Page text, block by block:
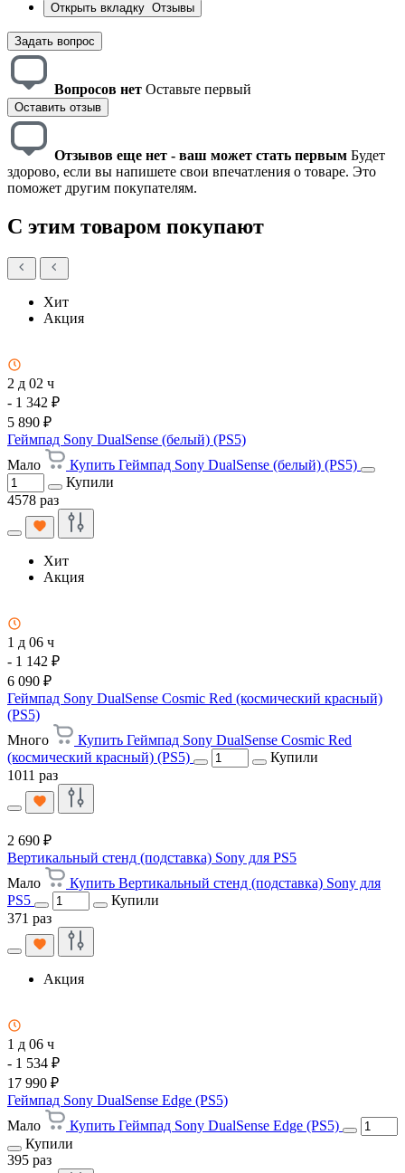
Открыть вкладку Отзывы
Задать вопрос
Вопросов нет Оставьте первый
Оставить отзыв
Отзывов еще нет - ваш может стать первым Будет
здорово, если вы напишете свои впечатления о товаре. Это
поможет другим покупателям.
С этим товаром покупают
Хит
Акция
2 д 02 ч
- 1 342 ₽
5 890 ₽
Геймпад Sony DualSense (белый) (PS5)
Мало
Купить Геймпад Sony DualSense (белый) (PS5)
Купили
4578 раз
Хит
Акция
1 д 06 ч
- 1 142 ₽
6 090 ₽
Геймпад Sony DualSense Cosmic Red (космический красный)
(PS5)
Много
Купить Геймпад Sony DualSense Cosmic Red
(космический красный) (PS5)
Купили
1011 раз
2 690 ₽
Вертикальный стенд (подставка) Sony для PS5
Мало
Купить Вертикальный стенд (подставка) Sony для
PS5
Купили
371 раз
Акция
1 д 06 ч
- 1 534 ₽
17 990 ₽
Геймпад Sony DualSense Edge (PS5)
Мало
Купить Геймпад Sony DualSense Edge (PS5)
Купили
395 раз